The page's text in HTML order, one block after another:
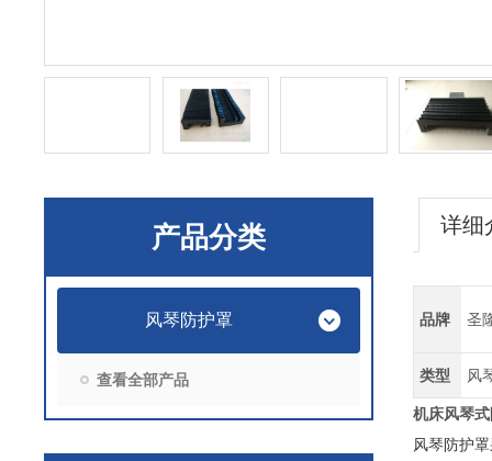
产品分类
风琴防护罩
查看全部产品
详细
品牌 圣
类型 风
机床风琴
风琴防护